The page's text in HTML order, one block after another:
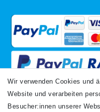
VERSANDARTEN
Wir verwenden Cookies und
Website und verarbeiten
Besucher:innen unserer